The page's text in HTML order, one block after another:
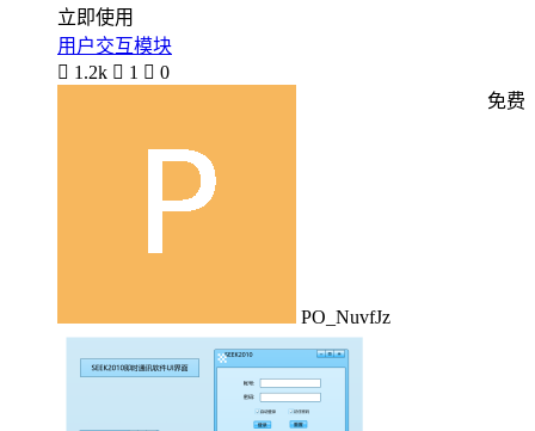
立即使用
用户交互模块
 1.2k  1  0
PO_NuvfJz
免费